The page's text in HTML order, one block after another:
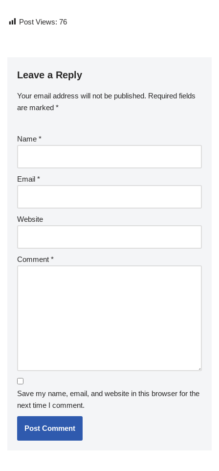
Post Views: 76
Leave a Reply
Your email address will not be published. Required fields
are marked *
Name *
Email *
Website
Comment *
Save my name, email, and website in this browser for the
next time I comment.